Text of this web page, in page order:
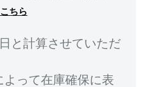
ちら
と計算させていただ
って在庫確保に表